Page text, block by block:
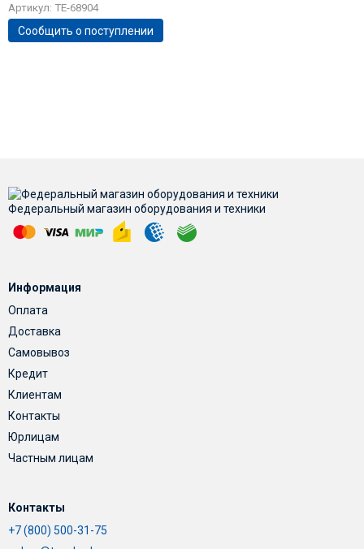
Артикул: TE-68904
Сообщить о поступлении
Федеральный магазин оборудования и техники
Информация
Оплата
Доставка
Самовывоз
Кредит
Клиентам
Контакты
Юрлицам
Частным лицам
Контакты
+7 (800) 500-31-75